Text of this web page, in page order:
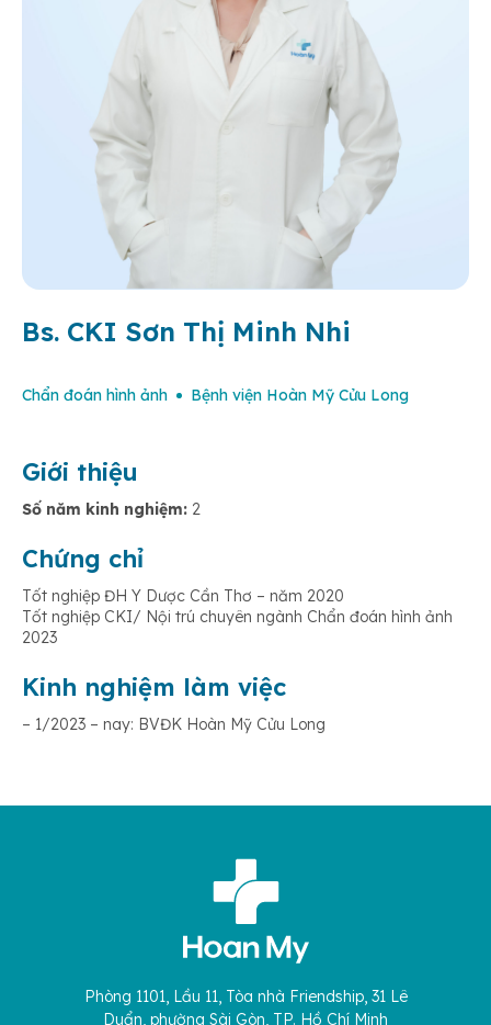
Bs. CKI Sơn Thị Minh Nhi
Chẩn đoán hình ảnh Bệnh viện Hoàn Mỹ Cửu Long
Giới thiệu
Số năm kinh nghiệm: 2
Chứng chỉ
Tốt nghiệp ĐH Y Dược Cần Thơ – năm 2020
Tốt nghiệp CKI/ Nội trú chuyên ngành Chẩn đoán hình ảnh
2023
Kinh nghiệm làm việc
– 1/2023 – nay: BVĐK Hoàn Mỹ Cửu Long
Phòng 1101, Lầu 11, Tòa nhà Friendship, 31 Lê
Duẩn, phường Sài Gòn, TP. Hồ Chí Minh